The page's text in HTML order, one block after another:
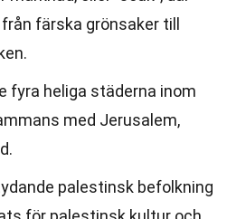
färska grönsaker till
fyra heliga städerna inom
med Jerusalem,
palestinsk befolkning